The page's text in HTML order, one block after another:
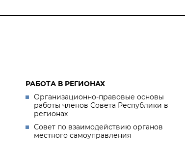
РАБОТА В РЕГИОНАХ
Организационно-правовые основы
работы членов Совета Республики в
регионах
Совет по взаимодействию органов
местного самоуправления